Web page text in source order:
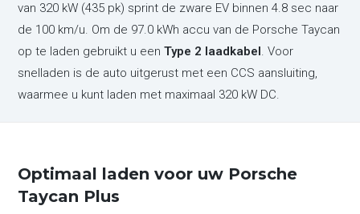
van 320 kW (435 pk) sprint de zware EV binnen 4.8 sec naar
de 100 km/u. Om de 97.0 kWh accu van de Porsche Taycan
op te laden gebruikt u eenType 2 laadkabel. Voor
snelladen is de auto uitgerust met een CCS aansluiting,
waarmee u kunt laden met maximaal 320 kW DC.
Optimaal laden voor uw Porsche
Taycan Plus